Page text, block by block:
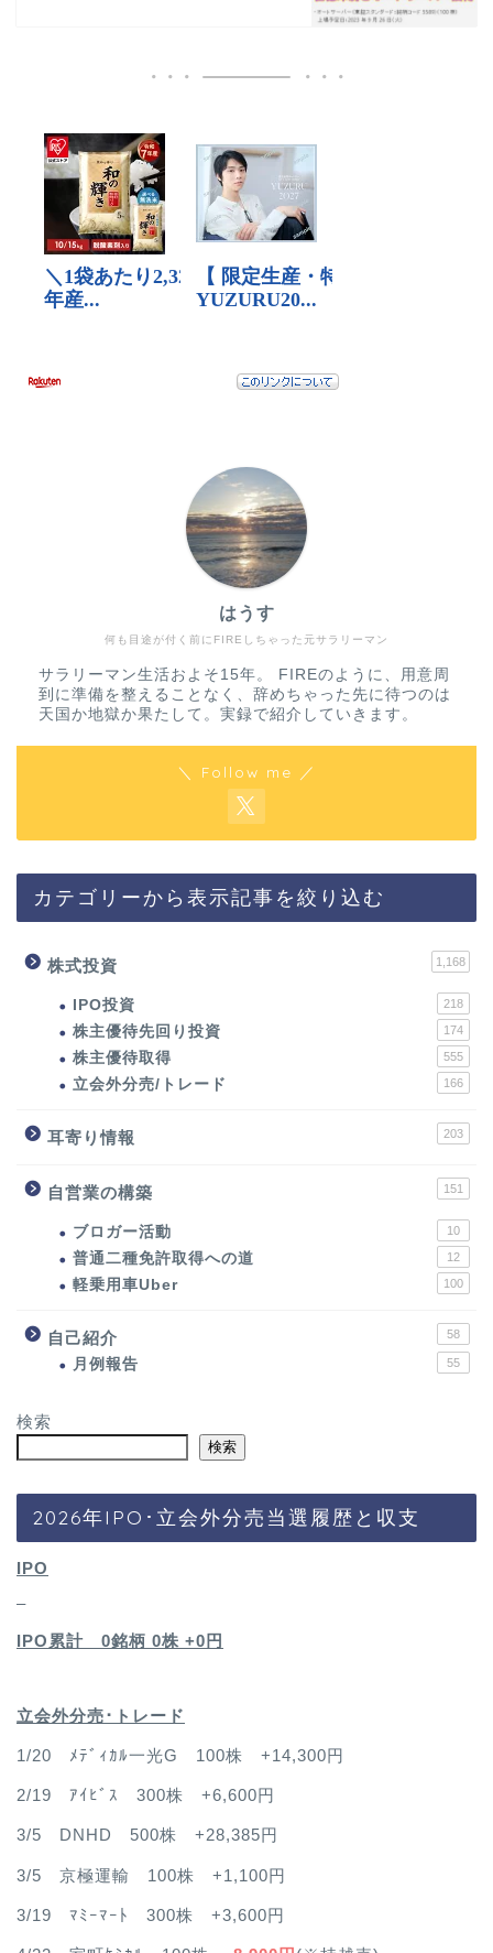
何も目途が付く前にFIREしちゃった元サラリーマン
はうす
サラリーマン生活およそ15年。 FIREのように、用意周
到に準備を整えることなく、辞めちゃった先に待つのは
天国か地獄か果たして。実録で紹介していきます。
＼ Follow me ／
カテゴリーから表示記事を絞り込む
株式投資 1,168
IPO投資 218
株主優待先回り投資 174
株主優待取得 555
立会外分売/トレード 166
耳寄り情報 203
自営業の構築 151
ブロガー活動 10
普通二種免許取得への道 12
軽乗用車Uber 100
自己紹介 58
月例報告 55
検索
検索
2026年IPO･立会外分売当選履歴と収支
IPO
–
IPO累計 0銘柄 0株 +0円
立会外分売･トレード
1/20 ﾒﾃﾞｨｶﾙ一光G 100株 +14,300円
2/19 ｱｲﾋﾞｽ 300株 +6,600円
3/5 DNHD 500株 +28,385円
3/5 京極運輸 100株 +1,100円
3/19 ﾏﾐｰﾏｰﾄ 300株 +3,600円